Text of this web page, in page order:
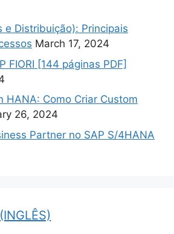
e Distribuição): Principais
March 17, 2024
FIORI [144 páginas PDF]
HANA: Como Criar Custom
26, 2024
Partner no SAP S/4HANA